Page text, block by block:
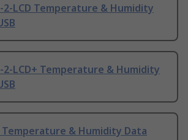
2-LCD Temperature & Humidity
2-LCD+ Temperature & Humidity
Temperature & Humidity Data